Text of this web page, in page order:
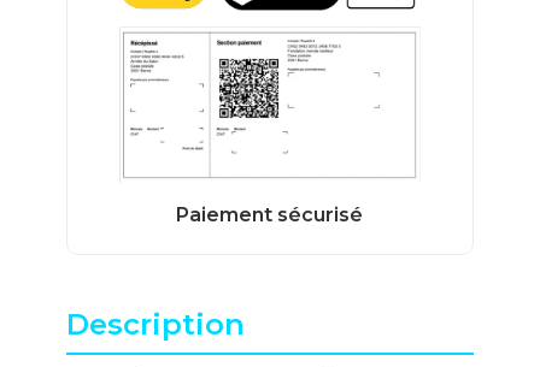
Description